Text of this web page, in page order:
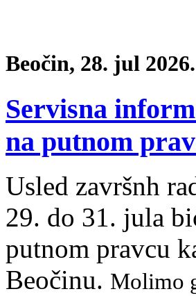
Beočin, 28. jul 2026.
Servisna
na putnom
Usled završnh
29. do 31. jula
putnom pravcu
Beočinu. Molimo